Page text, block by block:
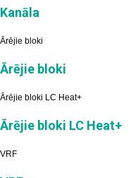
Kanāla
Ārējie bloki
Ārējie bloki
Ārējie bloki LC Heat+
Ārējie bloki LC Heat+
VRF